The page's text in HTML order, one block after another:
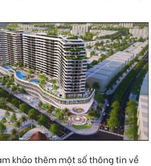
khảo thêm một số thông tin về